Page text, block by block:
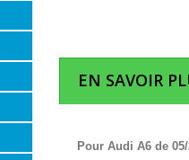
EN SAVOIR
Pour Audi A6 de